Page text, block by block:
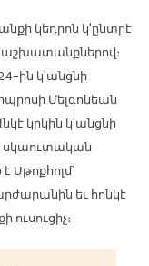
կեդրոն կ'ընտրէ
աշխատանքներով։
ին կ'անցնի
Մելգոնեան
կրկին կ'անցնի
սկաուտական
Սթոքհոլմ՝
եւ հոնկէ